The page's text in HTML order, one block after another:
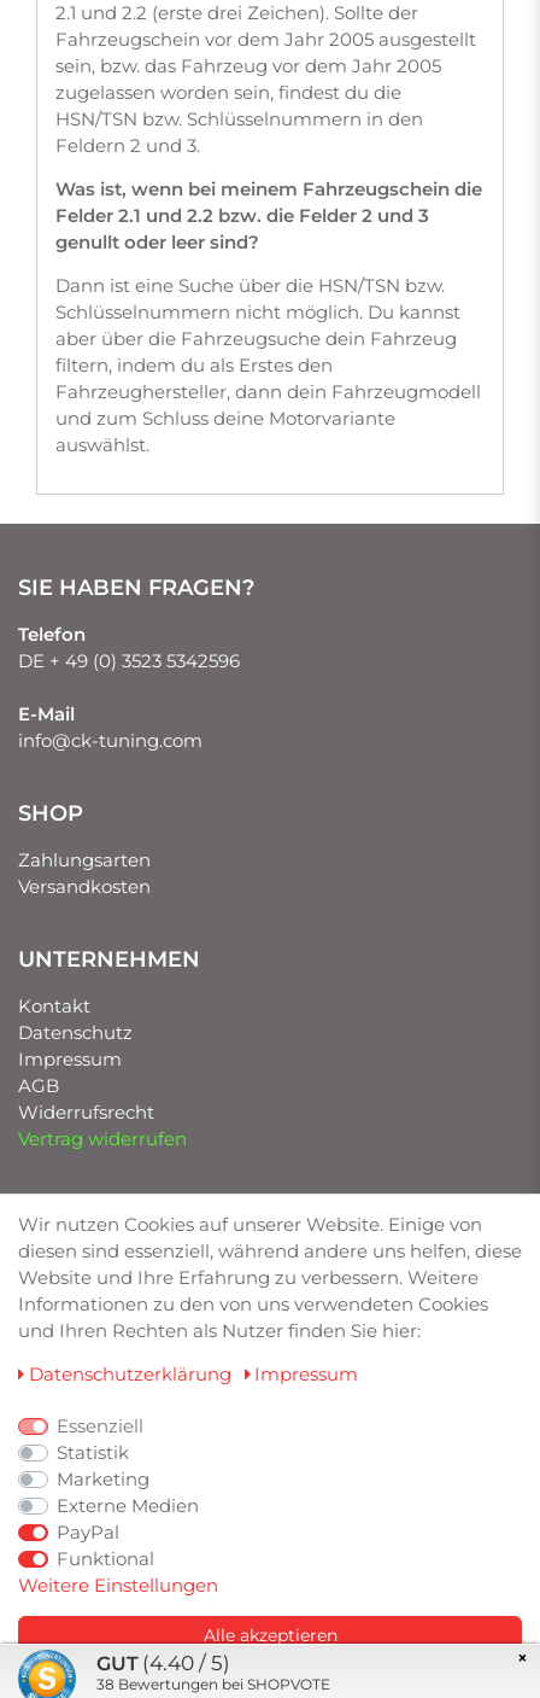
2.1 und 2.2 (erste drei Zeichen). Sollte der
Fahrzeugschein vor dem Jahr 2005 ausgestellt
sein, bzw. das Fahrzeug vor dem Jahr 2005
zugelassen worden sein, findest du die
HSN/TSN bzw. Schlüsselnummern in den
Feldern 2 und 3.
Was ist, wenn bei meinem Fahrzeugschein die
Felder 2.1 und 2.2 bzw. die Felder 2 und 3
genullt oder leer sind?
Dann ist eine Suche über die HSN/TSN bzw.
Schlüsselnummern nicht möglich. Du kannst
aber über die Fahrzeugsuche dein Fahrzeug
filtern, indem du als Erstes den
Fahrzeughersteller, dann dein Fahrzeugmodell
und zum Schluss deine Motorvariante
auswählst.
SIE HABEN FRAGEN?
Telefon
DE + 49 (0) 3523 5342596
E-Mail
info@ck-tuning.com
SHOP
Zahlungsarten
Versandkosten
UNTERNEHMEN
Kontakt
Datenschutz
Impressum
AGB
Widerrufsrecht
Vertrag widerrufen
UNSERE MARKEN
Bilstein von Deimann
Eibach
Friedrich Motorsport
Lowtec
TA Technix
RaceChip
ZAHLUNGSARTEN
© Copyright 2026 CK Tuning. Alle Rechte vorbehalten.
Wir nutzen Cookies auf unserer Website. Einige von
diesen sind essenziell, während andere uns helfen, diese
Website und Ihre Erfahrung zu verbessern. Weitere
Informationen zu den von uns verwendeten Cookies
und Ihren Rechten als Nutzer finden Sie hier:
Daten­schutz­erklärung
Impressum
Essenziell
Statistik
Marketing
Externe Medien
PayPal
Funktional
Weitere Einstellungen
Alle akzeptieren
Speichern
×
GUT (4.40 / 5)
38 Bewertungen bei SHOPVOTE